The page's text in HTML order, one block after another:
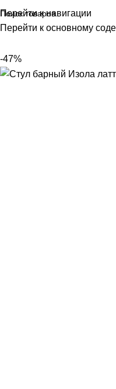
Перейти к навигации
Перейти к основному
-47%